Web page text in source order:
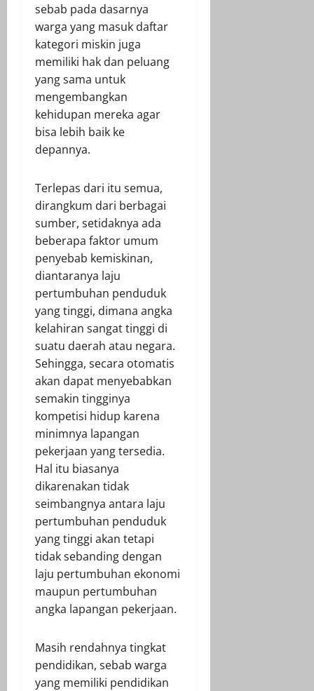
sebab pada dasarnya
warga yang masuk daftar
kategori miskin juga
memiliki hak dan peluang
yang sama untuk
mengembangkan
kehidupan mereka agar
bisa lebih baik ke
depannya.
Terlepas dari itu semua,
dirangkum dari berbagai
sumber, setidaknya ada
beberapa faktor umum
penyebab kemiskinan,
diantaranya laju
pertumbuhan penduduk
yang tinggi, dimana angka
kelahiran sangat tinggi di
suatu daerah atau negara.
Sehingga, secara otomatis
akan dapat menyebabkan
semakin tingginya
kompetisi hidup karena
minimnya lapangan
pekerjaan yang tersedia.
Hal itu biasanya
dikarenakan tidak
seimbangnya antara laju
pertumbuhan penduduk
yang tinggi akan tetapi
tidak sebanding dengan
laju pertumbuhan ekonomi
maupun pertumbuhan
angka lapangan pekerjaan.
Masih rendahnya tingkat
pendidikan, sebab warga
yang memiliki pendidikan